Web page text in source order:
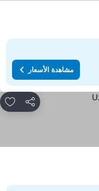
مشاهدة الأسعار
مشاركة